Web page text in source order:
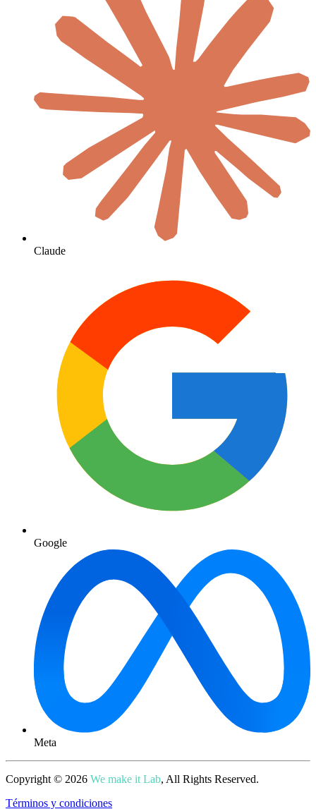
Claude
Google
Meta
Copyright © 2026 We make it Lab, All Rights Reserved.
Términos y condiciones